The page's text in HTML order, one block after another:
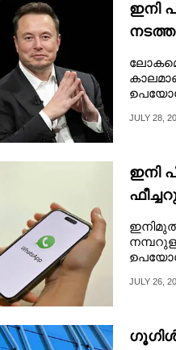
ഇനി
JULY 28,
ഇനി
JULY 26,